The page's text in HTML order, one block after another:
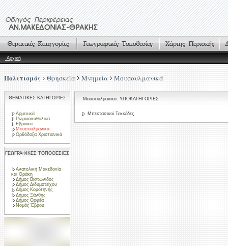
Αρχική
Πολιτισμός Θρησκεία Μνημεία Μουσουλμανικά
ΘΕΜΑΤΙΚΕΣ ΚΑΤΗΓΟΡΙΕΣ
Αρμενικά
Ρωμαιοκαθολικά
Εβραϊκά
Μουσουλμανικά
Ορθόδοξα Χριστιανικά
ΓΕΩΓΡΑΦΙΚΕΣ ΤΟΠΟΘΕΣΙΕΣ
Ανατολική Μακεδονία
και Θράκη
Δήμος Βιστωνίδος
Δήμος Διδυμοτείχου
Δήμος Κομοτηνής
Δήμος Ξάνθης
Δήμος Ορφέα
Νομός Έβρου
Μουσουλμανικά: ΥΠΟΚΑΤΗΓΟΡΙΕΣ
Μπεκτασικοί Τεκκέδες